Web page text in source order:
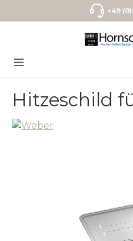
Zum Hauptinhalt springen
+49
Hitzeschild